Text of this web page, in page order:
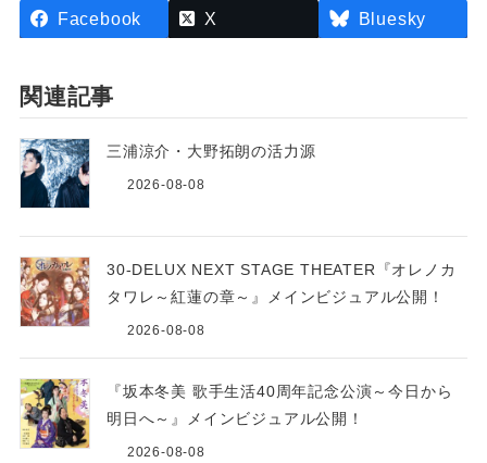
Facebook X Bluesky
関連記事
三浦涼介・大野拓朗の活力源
2026-08-08
30-DELUX NEXT STAGE THEATER『オレノカ
タワレ～紅蓮の章～』メインビジュアル公開！
2026-08-08
『坂本冬美 歌手生活40周年記念公演～今日から
明日へ～』メインビジュアル公開！
2026-08-08